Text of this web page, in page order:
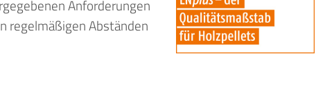
Anforderungen
regelmäßigen Abständen